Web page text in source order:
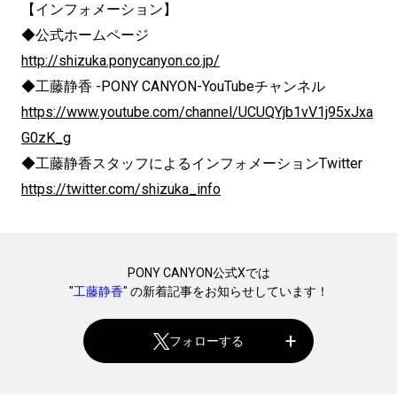
【インフォメーション】
◆公式ホームページ
http://shizuka.ponycanyon.co.jp/
◆工藤静香 -PONY CANYON-YouTubeチャンネル
https://www.youtube.com/channel/UCUQYjb1vV1j95xJxa
G0zK_g
◆工藤静香スタッフによるインフォメーションTwitter
https://twitter.com/shizuka_info
PONY CANYON公式Xでは
"工藤静香" の新着記事をお知らせしています！
フォローする